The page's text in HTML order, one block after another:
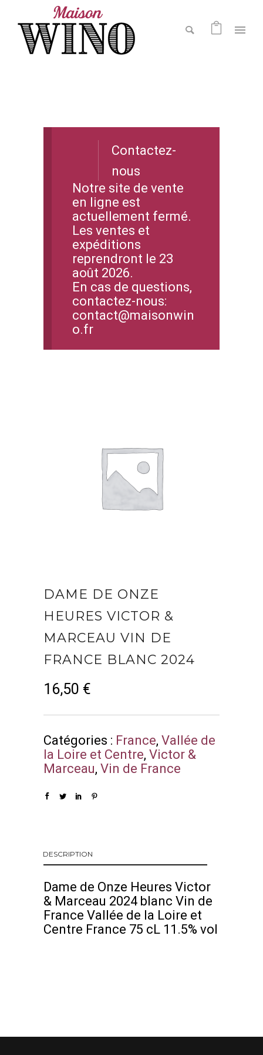
Contactez-
nous
Notre site de vente
en ligne est
actuellement fermé.
Les ventes et
expéditions
reprendront le 23
août 2026.
En cas de questions,
contactez-nous:
contact@maisonwin
o.fr
DAME DE ONZE
HEURES VICTOR &
MARCEAU VIN DE
FRANCE BLANC 2024
16,50 €
Catégories : France, Vallée de
la Loire et Centre, Victor &
Marceau, Vin de France
DESCRIPTION
Dame de Onze Heures Victor
& Marceau 2024 blanc Vin de
France Vallée de la Loire et
Centre France 75 cL 11.5% vol